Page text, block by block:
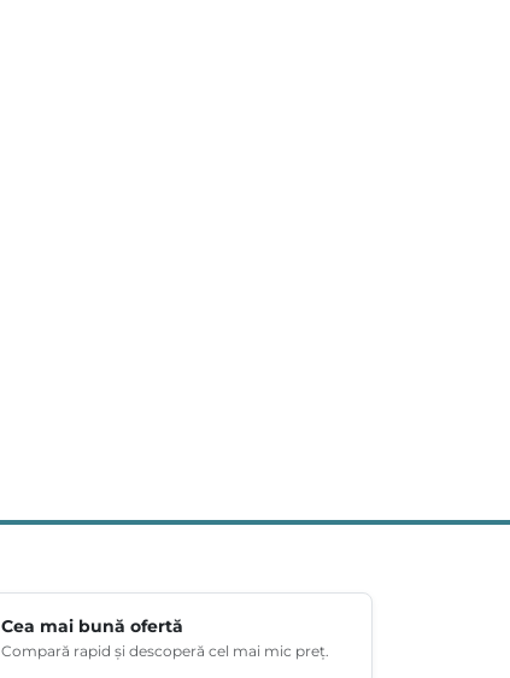
Cea mai bună ofertă
Compară rapid și descoperă cel mai mic preț.